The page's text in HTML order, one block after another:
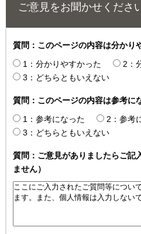
ご意見をお聞かせくださ
質問：このページの内容は分かり
1：分かりやすかった
2：
3：どちらともいえない
質問：このページの内容は参考に
1：参考になった
2：参考
3：どちらともいえない
質問：ご意見がありましたらご記
ません）